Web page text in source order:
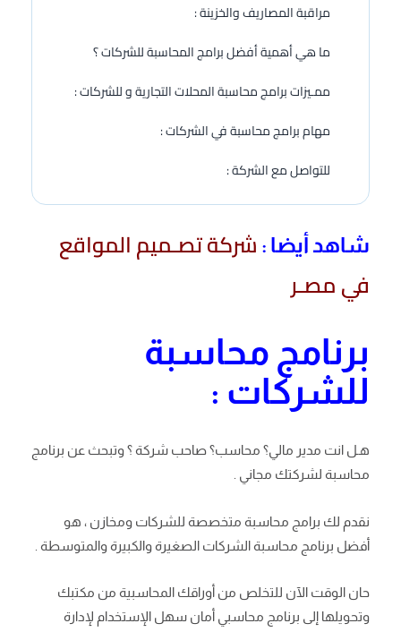
مراقبة المصاريف والخزينة :
ما هي أهمية أفضل برامج المحاسبة للشركات ؟
ممـيزات برامج محاسبة المحلات التجارية و للشركات :
مهام برامج محاسبة في الشركات :
للتواصل مع الشركة :
شاهد أيضا : شركة تصـميم المواقع
في مصـر
برنامج محاسبة
للشركات :
هـل انت مدير مالي؟ محاسب؟ صاحب شركة ؟ وتبحث عن برنامج
محاسبة لشركتك مجاني .
نقدم لك برامج محاسبة متخصصة للشركات ومخازن ، هو
أفضل برنامج محاسبة الشركات الصغيرة والكبيرة والمتوسطة .
حان الوقت الآن للتخلص من أوراقك المحاسبية من مكتبك
وتحويلها إلى برنامج محاسبي أمان سهل الإستخدام لإدارة